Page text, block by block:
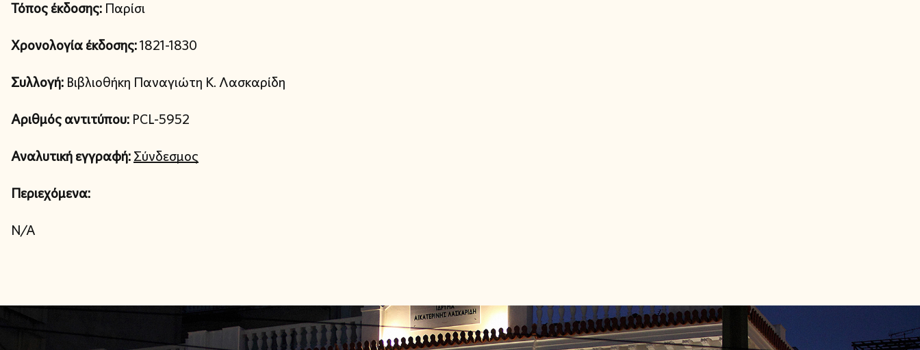
Τόπος έκδοσης: Παρίσι
Χρονολογία έκδοσης:1821-1830
Συλλογή: Βιβλιοθήκη Παναγιώτη Κ. Λασκαρίδη
Αριθμός αντιτύπου: PCL-5952
Αναλυτική εγγραφή:Σύνδεσμος
Περιεχόμενα:
N/A